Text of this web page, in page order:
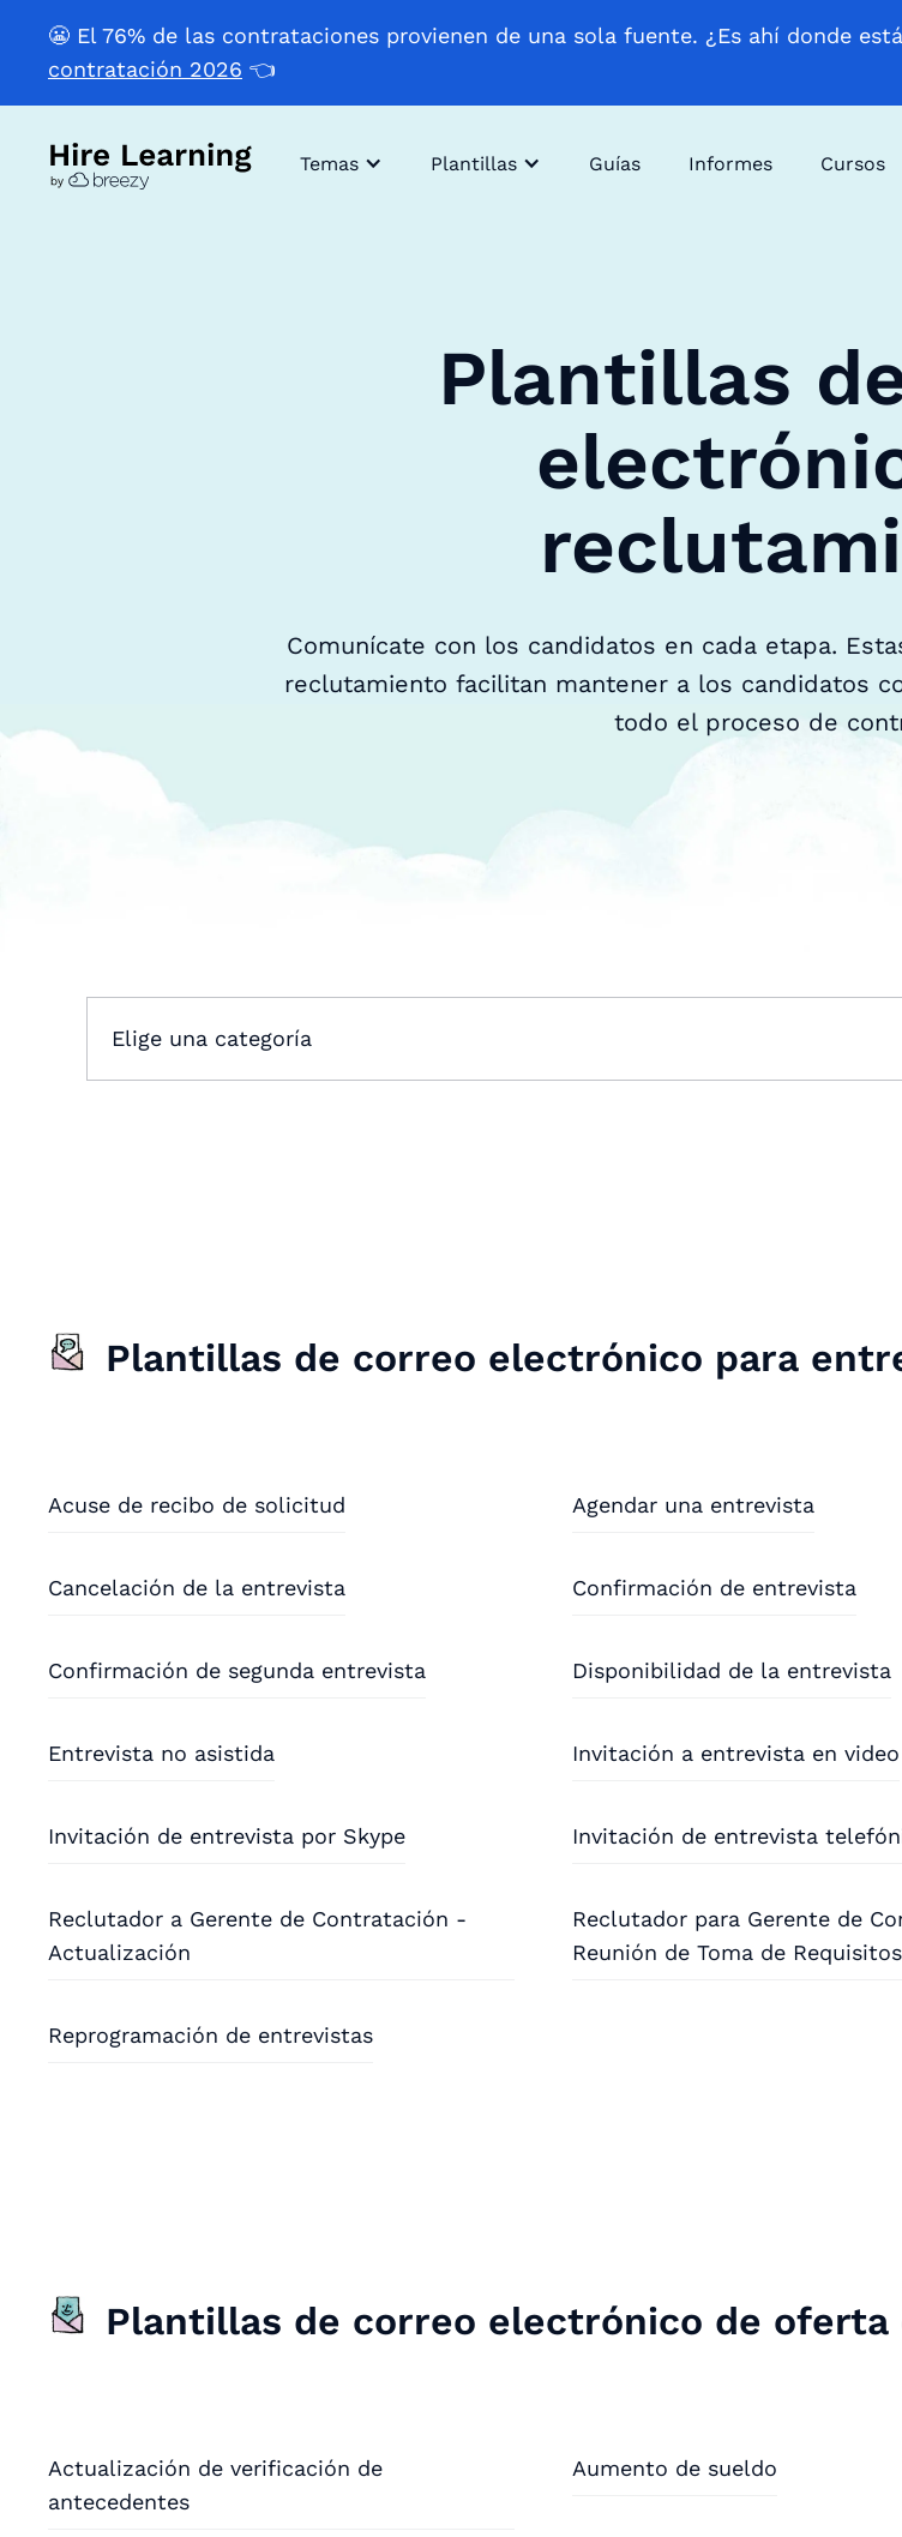
😬 El 76% de las contrataciones provienen de una sola fuente. ¿Es ahí donde
contratación 2026 👈
Temas Plantillas Guías Informes Cursos
Plantillas
Comunícate con los candidatos en cada etapa.
reclutamiento facilitan mantener a los candidatos
todo el proceso de
Elige una categoría
Plantillas de correo electrónico para
Acuse de recibo de solicitud Agendar una entrevista
Cancelación de la entrevista Confirmación de entrevista
Confirmación de segunda entrevista Disponibilidad de la entrevista
Entrevista no asistida Invitación a entrevista en video
Invitación de entrevista por Skype Invitación de entrevista
Reclutador a Gerente de Contratación -
Actualización
Reclutador para Gerente de
Reunión de Toma de Requisitos
Reprogramación de entrevistas
Plantillas de correo electrónico de oferta
Actualización de verificación de
antecedentes
Aumento de sueldo